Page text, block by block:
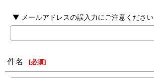
▼ メールアドレスの誤入力にご注意ください
件名 [必須]